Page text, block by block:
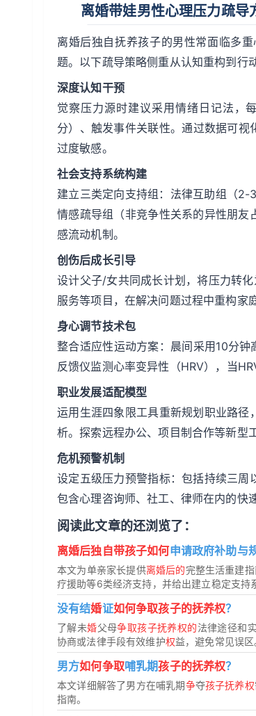
离婚带娃男性心理压力疏导
离婚后独自抚养孩子的男性常面临多
题。以下疏导策略侧重从认知重构到行
深度认知干预
觉察压力源时建议采用情绪日记法，
分）、触发事件关联性。通过数据可
过度敏感。
社会支持系统构建
建立三类定向支持组：法律互助组（2-
情感疏导组（非竞争性关系的异性朋
感流动机制。
创伤后成长引导
设计父子/女共同成长计划，将压力转
服务等项目，在解决问题过程中重构家
身心调节技术包
整合适应性运动方案：晨间采用10分
反馈仪监测心率变异性（HRV），当
职业发展适配模型
运用生涯四象限工具重新规划职业路径
析。探索远程办公、项目制合作等新型
危机预警机制
设定五级压力预警指标：包括持续三
包含心理咨询师、社工、律师在内的快
阅读此文章的还浏览了：
离婚后独自带孩子如何申请政府补助与
本文为单亲家长提供离婚后的完整生活重建
疗援助等6类经济支持，并给出建立稳定支持
没有结婚证如何争取孩子的抚养权？
了解未婚父母争取孩子抚养权的法律途径和
协商或法律手段有效维护权益，避免常见误区
男方如何争取哺乳期孩子的抚养权？
本文详细解答了男方在哺乳期争夺孩子抚养权
指南。